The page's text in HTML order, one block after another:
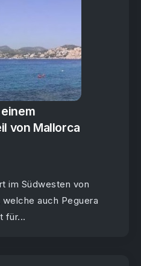
von Mallorca
im Südwesten von
auch Peguera
für...